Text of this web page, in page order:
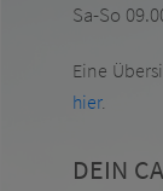
DEIN
Sa-So
Eine
hier.